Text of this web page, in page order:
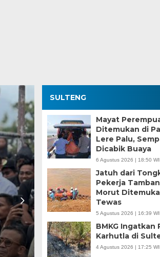
Industri
Minggu, 5 Jan 2025 - 18:59 WIB
SULTENG
Mayat
Ditemukan di
Lere Palu,
Dicabik Buaya
6 Agustus 2026 | 18:50
Jatuh dari
Pekerja
Morut
Tewas
5 Agustus 2026 | 16:39
BMKG Ingatkan
Karhutla di
4 Agustus 2026 | 17:25